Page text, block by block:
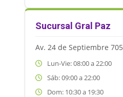
Sucursal Gral Paz
Av. 24 de Septiembre 705
Lun-Vie: 08:00 a 22:00
Sáb: 09:00 a 22:00
Dom: 10:30 a 19:30